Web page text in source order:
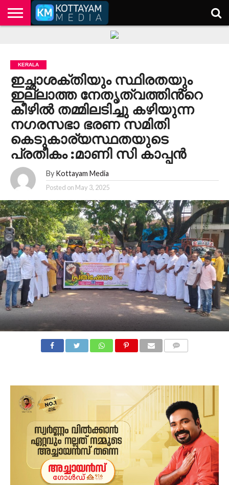
KERALA
ഇച്ഛാശക്തിയും സ്ഥിരതയും
ഇല്ലാത്ത നേതൃത്വത്തിൻ്റെ
കീഴിൽ തമ്മിലടിച്ചു കഴിയുന്ന
നഗരസഭാ ഭരണ സമിതി
കെടുകാര്യസ്ഥതയുടെ
പ്രതീകം :മാണി സി കാപ്പൻ
By Kottayam Media
Posted on May 3, 2025